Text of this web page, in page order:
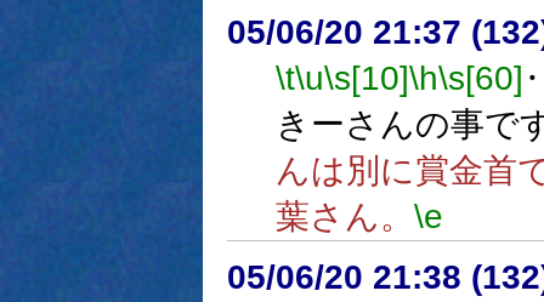
05/06/20 21:37
\t\u\s[10]\h\s[60]
きーさんの事で
んは別に賞金首
葉さん。 \e
05/06/20 21:38